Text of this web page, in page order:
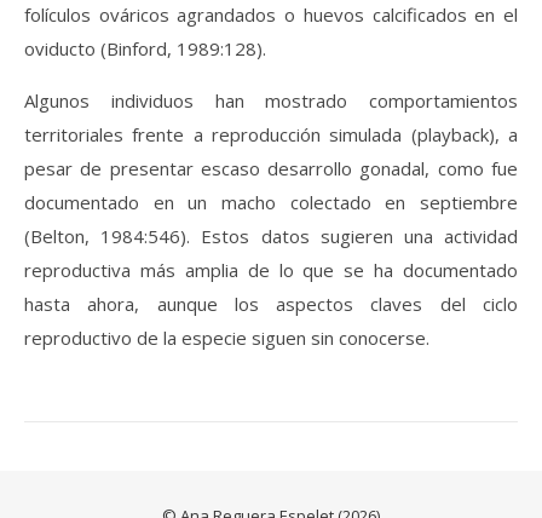
folículos ováricos agrandados o huevos calcificados en el
oviducto (Binford, 1989:128).
Algunos individuos han mostrado comportamientos
territoriales frente a reproducción simulada (playback), a
pesar de presentar escaso desarrollo gonadal, como fue
documentado en un macho colectado en septiembre
(Belton, 1984:546). Estos datos sugieren una actividad
reproductiva más amplia de lo que se ha documentado
hasta ahora, aunque los aspectos claves del ciclo
reproductivo de la especie siguen sin conocerse.